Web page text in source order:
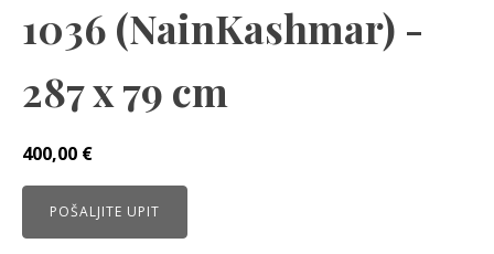
1036 (NainKashmar) -
287 x 79 cm
400,00 €
POŠALJITE UPIT